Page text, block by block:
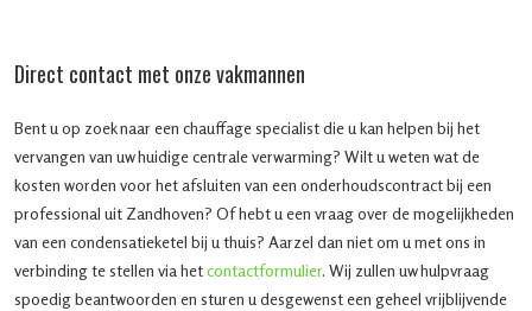
Direct contact met onze vakmannen
Bent u op zoek naar een chauffage specialist die u kan helpen bij het
vervangen van uw huidige centrale verwarming? Wilt u weten wat de
kosten worden voor het afsluiten van een onderhoudscontract bij een
professional uit Zandhoven? Of hebt u een vraag over de mogelijkheden
van een condensatieketel bij u thuis? Aarzel dan niet om u met ons in
verbinding te stellen via hetcontactformulier. Wij zullen uw hulpvraag
spoedig beantwoorden en sturen u desgewenst een geheel vrijblijvende